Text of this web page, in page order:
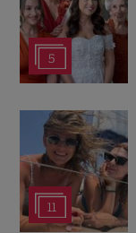
5
11